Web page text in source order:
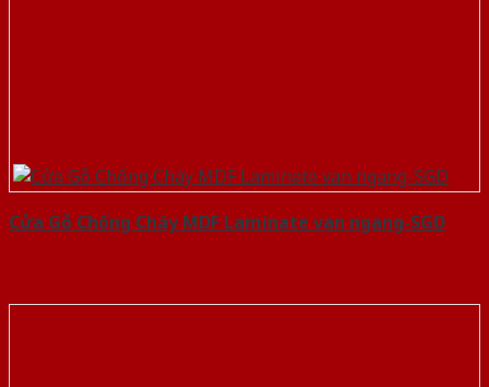
Cửa Gỗ Chống Cháy MDF Laminate van ngang-SGD